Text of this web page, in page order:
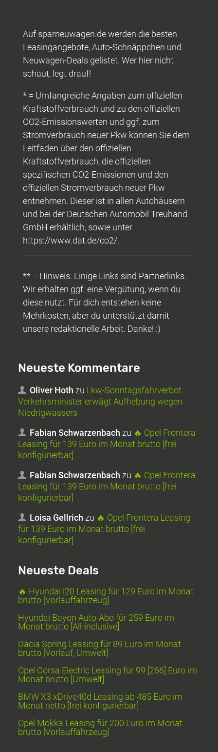
Auf sparneuwagen.de werden die besten
Leasingangebote, Auto-Schnäppchen und
Neuwagen-Deals gelistet. Wer hier nicht
schaut, legt drauf!
* = Umfangreiche Angaben zum offiziellen
Kraftstoffverbrauch und zu den offiziellen
CO2-Emissionswerten und ggf. zum
Stromverbrauch neuer Pkw können Sie dem
Leitfaden über den offiziellen
Kraftstoffverbrauch, die offiziellen
spezifischen CO2-Emissionen und den
offiziellen Stromverbrauch neuer Pkw
entnehmen. Dieser ist in allen Autohäusern
und bei der Deutschen Automobil Treuhand
GmbH erhältlich, sowie unter
https://www.dat.de/co2/.
** = Hinweis: Einige Links sind Partnerlinks.
Wir erhalten ggf. eine Vergütung, wenn du
diese nutzt. Für dich entstehen keine
Mehrkosten, aber du unterstützt damit
unsere redaktionelle Arbeit. Danke! :)
Neueste Kommentare
Oliver Hoth zu Lkw-Sonntagsfahrverbot:
Verkehrsminister erwägt Aufhebung wegen
Niedrigwassers
Fabian Schwarzenbach zu 🔥 Opel Frontera
Leasing für 139 Euro im Monat brutto [frei
konfigurierbar]
Fabian Schwarzenbach zu 🔥 Opel Frontera
Leasing für 139 Euro im Monat brutto [frei
konfigurierbar]
Loisa Gellrich zu 🔥 Opel Frontera Leasing
für 139 Euro im Monat brutto [frei
konfigurierbar]
Neueste Deals
🔥 Hyundai i20 Leasing für 129 Euro im Monat
brutto [Vorlauffahrzeug]
Hyundai Bayon Auto-Abo für 259 Euro im
Monat brutto [All-inclusive]
Dacia Spring Leasing für 89 Euro im Monat
brutto [Vorlauf, Umwelt]
Opel Corsa Electric Leasing für 99 [266] Euro im
Monat brutto [Umwelt]
BMW X3 xDrive40d Leasing ab 485 Euro im
Monat netto [frei konfigurierbar]
Opel Mokka Leasing für 200 Euro im Monat
brutto [Vorlauffahrzeug]